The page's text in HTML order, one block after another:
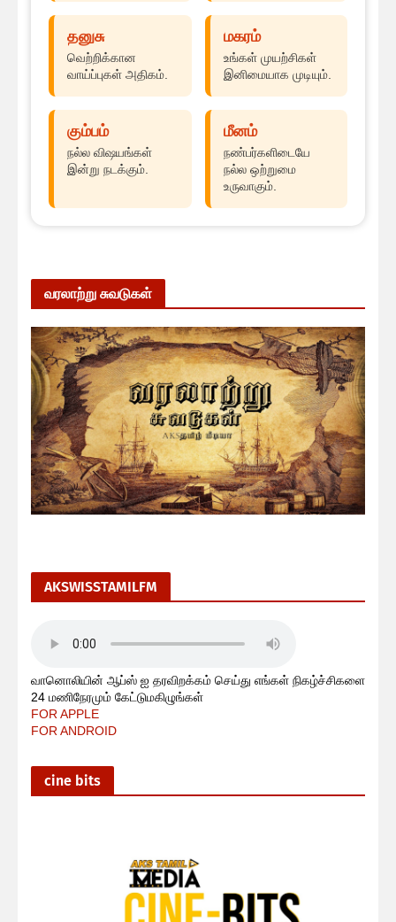
தனுசு
வெற்றிக்கான
வாய்ப்புகள் அதிகம்.
மகரம்
உங்கள் முயற்சிகள்
இனிமையாக முடியும்.
கும்பம்
நல்ல விஷயங்கள்
இன்று நடக்கும்.
மீனம்
நண்பர்களிடையே
நல்ல ஒற்றுமை
உருவாகும்.
வரலாற்று சுவடுகள்
AKSWISSTAMILFM
வானொலியின் ஆப்ஸ் ஐ தரவிறக்கம் செய்து எங்கள் நிகழ்ச்சிகளை
24 மணிநேரமும் கேட்டுமகிழுங்கள்
FOR APPLE
FOR ANDROID
cine bits